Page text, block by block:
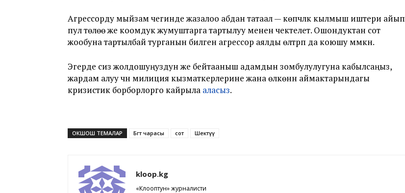
Агрессорду мыйзам чегинде жазалоо абдан татаал — көпчүлүк кылмыш иштери айып
пул төлөө же коомдук жумуштарга тартылуу менен чектелет. Ошондуктан сот
жообуна тартылбай турганын билген агрессор аялды өлтүрүп да коюшу мүмкүн.
Эгерде сиз жолдошуңуздун же бейтааныш адамдын зомбулулугуна кабылсаңыз,
жардам алуу үчүн милиция кызматкерлерине жана өлкөнүн аймактарындагы
кризистик борборлорго кайрыла аласыз.
ОКШОШ ТЕМАЛАР Бөгөт чарасы сот Шектүү
kloop.kg
«Клооптун» журналисти